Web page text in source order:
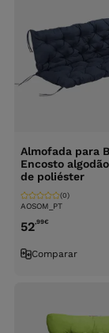
Almofada para
Encosto
de poliéster
AOSOM_PT
(0)
52,99€
Comparar